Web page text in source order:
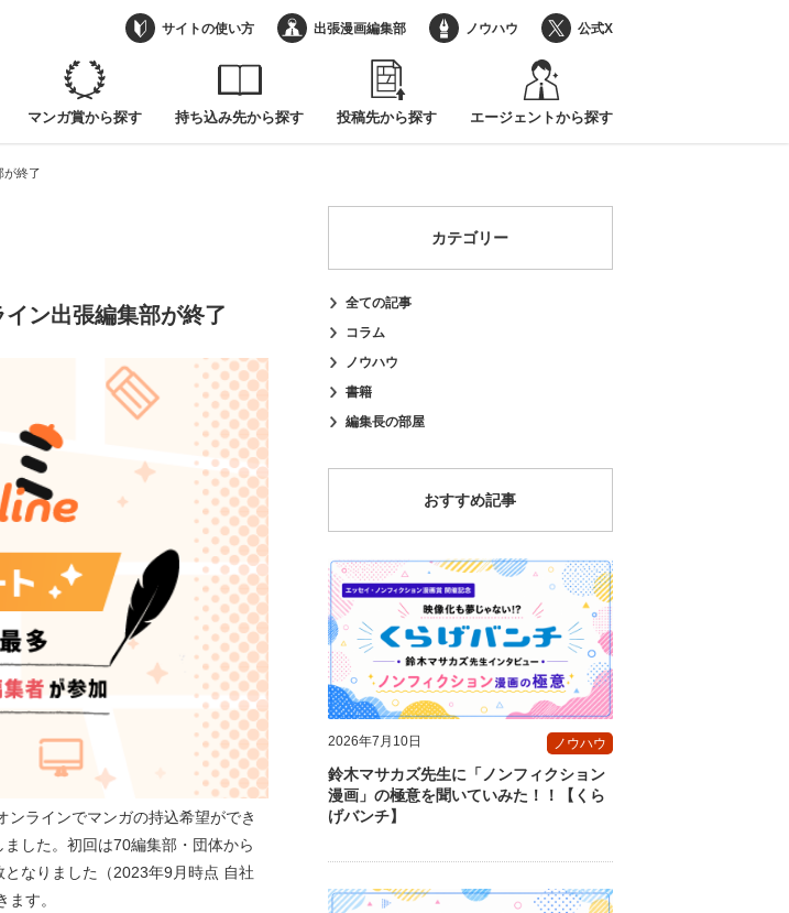
マンガ賞から探す 持ち込み先から探す 投稿先から探す エージェントから探す
サイトの使い方 出張漫画編集部 ノウハウ 公式X
が終了
ン出張編集部が終了
ラインでマンガの持込希望ができ
した。初回は70編集部・団体から
なりました（2023年9月時点 自社
す。
カテゴリー
全ての記事
コラム
ノウハウ
書籍
編集長の部屋
おすすめ記事
2026年7月10日 ノウハウ
鈴木マサカズ先生に「ノンフィクション
漫画」の極意を聞いていみた！！【くら
げバンチ】